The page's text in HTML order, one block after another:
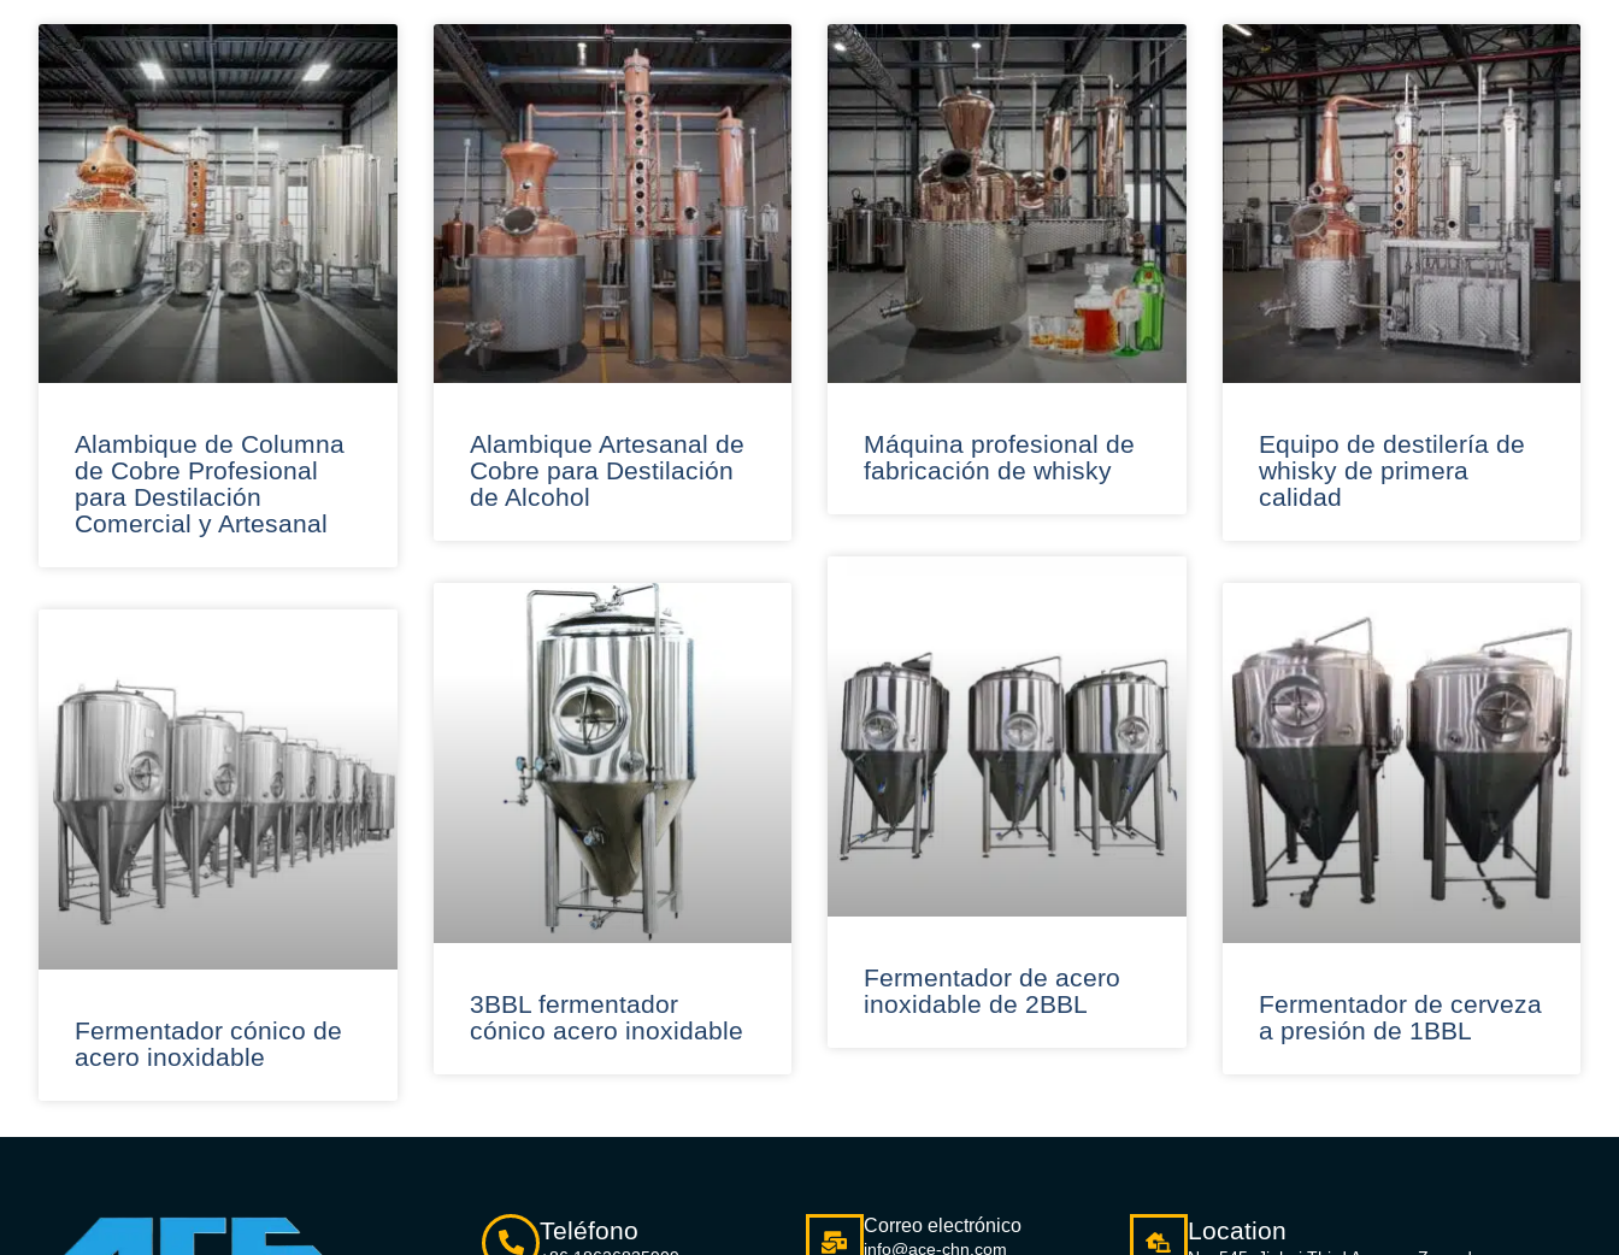
Alambique de Columna
de Cobre Profesional
para Destilación
Comercial y Artesanal
Alambique Artesanal de
Cobre para Destilación
de Alcohol
Máquina profesional de
fabricación de whisky
Equipo de destilería de
whisky de primera
calidad
Fermentador cónico de
acero inoxidable
3BBL fermentador
cónico acero inoxidable
Fermentador de acero
inoxidable de 2BBL
Fermentador de cerveza
a presión de 1BBL
Teléfono Correo electrónico
info@ace-chn.com
Location